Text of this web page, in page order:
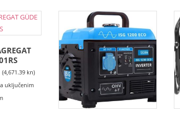
(4,671.39 kn)
uključenim